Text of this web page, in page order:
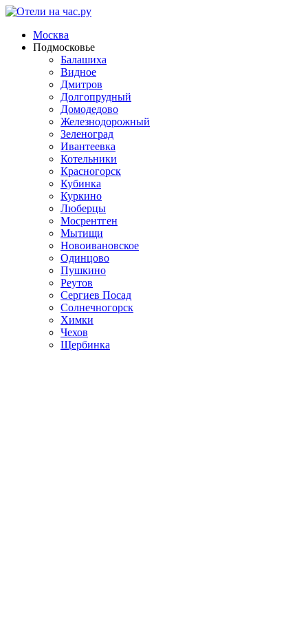
Москва
Подмосковье
Балашиха
Видное
Дмитров
Долгопрудный
Домодедово
Железнодорожный
Зеленоград
Ивантеевка
Котельники
Красногорск
Кубинка
Куркино
Люберцы
Мосрентген
Мытищи
Новоивановское
Одинцово
Пушкино
Реутов
Сергиев Посад
Солнечногорск
Химки
Чехов
Щербинка